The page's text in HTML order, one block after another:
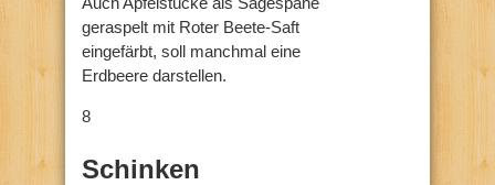
geraspelt mit Roter Beete-Saft
eingefärbt, soll manchmal eine
Erdbeere darstellen.
8
Schinken